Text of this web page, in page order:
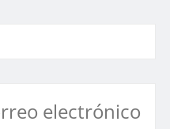
electrónico